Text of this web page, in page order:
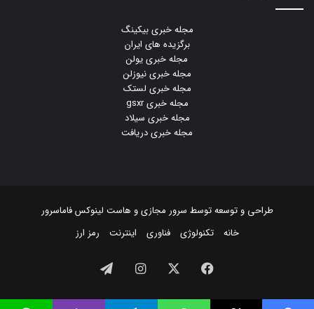
مجله خبری بیکینگ
برگزیده های ایران
مجله خبری یولن
مجله خبری نیوزلن
مجله خبری لستک
مجله خبری gsxr
مجله خبری سیلاد
مجله خبری دریافت
طراحی و توسعه توسط سرور مجازیو هاست لینوکسفاماسرور
خانه
تکنولوژی فناوری اینترنت رمز ارز
فیسبوک ایکس اینستاگرام